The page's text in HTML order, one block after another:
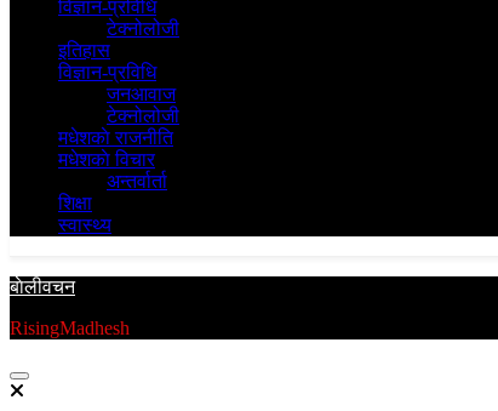
विज्ञान-प्रविधि
टेक्नोलोजी
इतिहास
विज्ञान-प्रविधि
जनआवाज
टेक्नोलोजी
मधेशकाे राजनीति
मधेशकाे विचार
अन्तर्वार्ता
शिक्षा
स्वास्थ्य
बाेलीवचन
RisingMadhesh